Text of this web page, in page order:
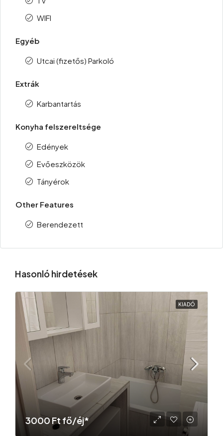
WIFI
Egyéb
Utcai (fizetős) Parkoló
Extrák
Karbantartás
Konyha felszereltsége
Edények
Evőeszközök
Tányérok
Other Features
Berendezett
Hasonló hirdetések
KIADÓ
3000 Ft fő/éj*